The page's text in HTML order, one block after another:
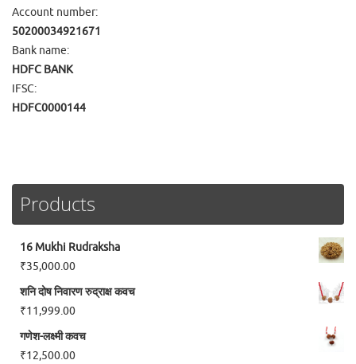
Account number:
50200034921671
Bank name:
HDFC BANK
IFSC:
HDFC0000144
Products
16 Mukhi Rudraksha
₹35,000.00
शनि दोष निवारण रुद्राक्ष कवच
₹11,999.00
गणेश-लक्ष्मी कवच
₹12,500.00